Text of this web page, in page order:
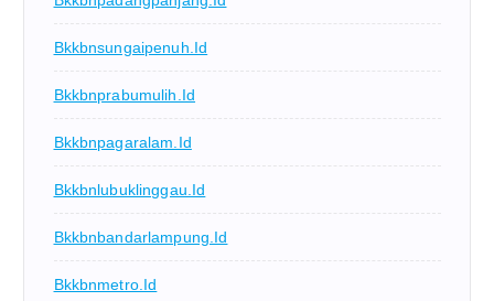
Bkkbnsungaipenuh.id
Bkkbnprabumulih.id
Bkkbnpagaralam.id
Bkkbnlubuklinggau.id
Bkkbnbandarlampung.id
Bkkbnmetro.id